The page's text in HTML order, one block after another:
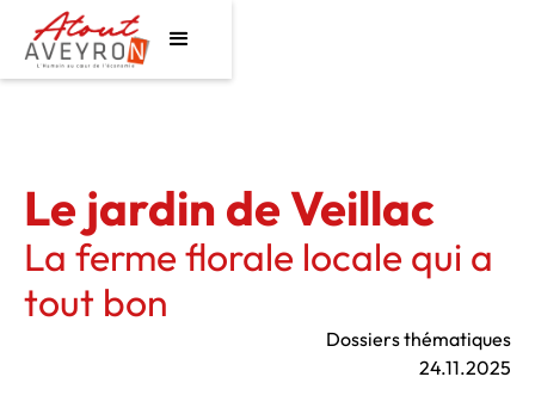
Le jardin de Veillac
La ferme florale locale qui a
tout bon
Dossiers thématiques
24.11.2025